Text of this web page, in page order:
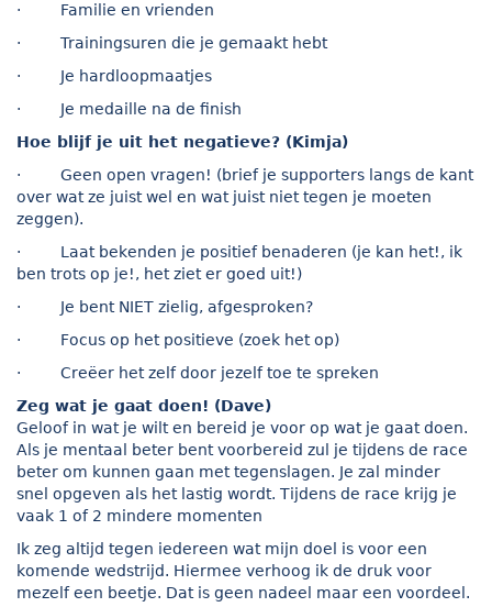
· Familie en vrienden
· Trainingsuren die je gemaakt hebt
· Je hardloopmaatjes
· Je medaille na de finish
Hoe blijf je uit het negatieve? (Kimja)
· Geen open vragen! (brief je supporters langs de kant
over wat ze juist wel en wat juist niet tegen je moeten
zeggen).
· Laat bekenden je positief benaderen (je kan het!, ik
ben trots op je!, het ziet er goed uit!)
· Je bent NIET zielig, afgesproken?
· Focus op het positieve (zoek het op)
· Creëer het zelf door jezelf toe te spreken
Zeg wat je gaat doen! (Dave)
Geloof in wat je wilt en bereid je voor op wat je gaat doen.
Als je mentaal beter bent voorbereid zul je tijdens de race
beter om kunnen gaan met tegenslagen. Je zal minder
snel opgeven als het lastig wordt. Tijdens de race krijg je
vaak 1 of 2 mindere momenten
Ik zeg altijd tegen iedereen wat mijn doel is voor een
komende wedstrijd. Hiermee verhoog ik de druk voor
mezelf een beetje. Dat is geen nadeel maar een voordeel.